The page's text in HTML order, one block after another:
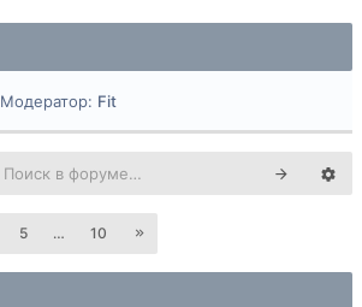
Модератор: Fit
5 … 10